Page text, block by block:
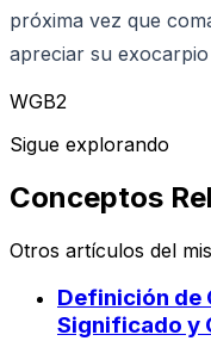
próxima vez que
apreciar su
WGB2
Sigue explorando
Conceptos
Otros artículos del
Definición de
Significado y